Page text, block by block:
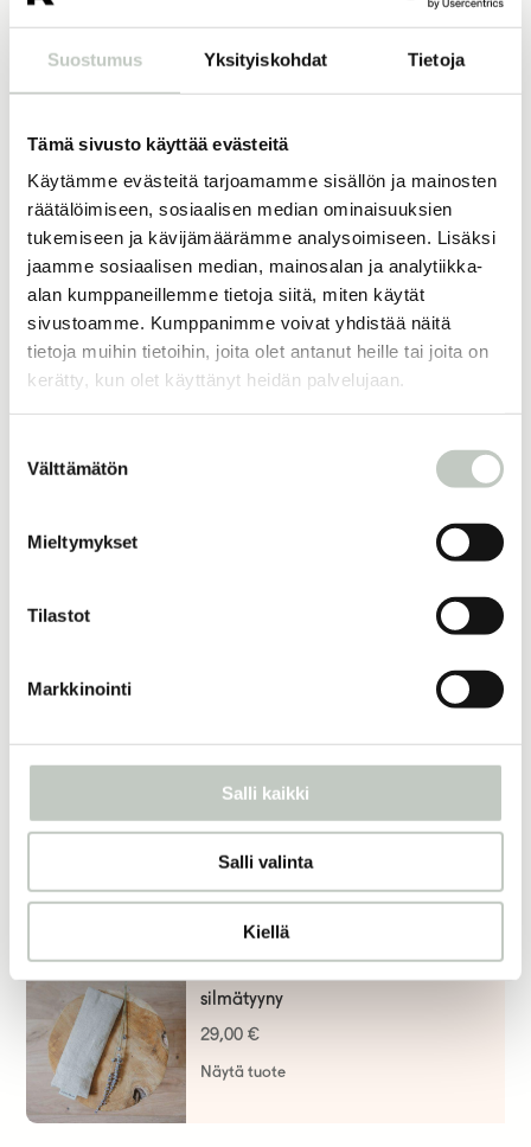
Suostumus Yksityiskohdat Tietoja
Tämä sivusto käyttää evästeitä
Käytämme evästeitä tarjoamamme sisällön ja mainosten
räätälöimiseen, sosiaalisen median ominaisuuksien
tukemiseen ja kävijämäärämme analysoimiseen. Lisäksi
jaamme sosiaalisen median, mainosalan ja analytiikka-
alan kumppaneillemme tietoja siitä, miten käytät
sivustoamme. Kumppanimme voivat yhdistää näitä
tietoja muihin tietoihin, joita olet antanut heille tai joita on
kerätty, kun olet käyttänyt heidän palvelujaan.
valinta
Välttämätön
Mieltymykset
Tilastot
Markkinointi
Salli kaikki
Salli valinta
Kiellä
Lisää ostoskoriin
Joogatuotteet Vuori clothing
Lisää samankaltaisia
silmätyyny
29,00 €
Näytä tuote